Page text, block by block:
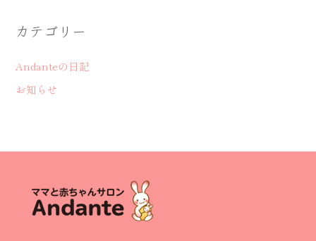
カテゴリー
Andanteの日記
お知らせ